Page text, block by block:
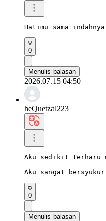
Hatimu sama
0
Menulis balasan
2026.07.15 04:50
heQuetzal223
Aku sedikit terharu
Aku sangat
0
Menulis balasan